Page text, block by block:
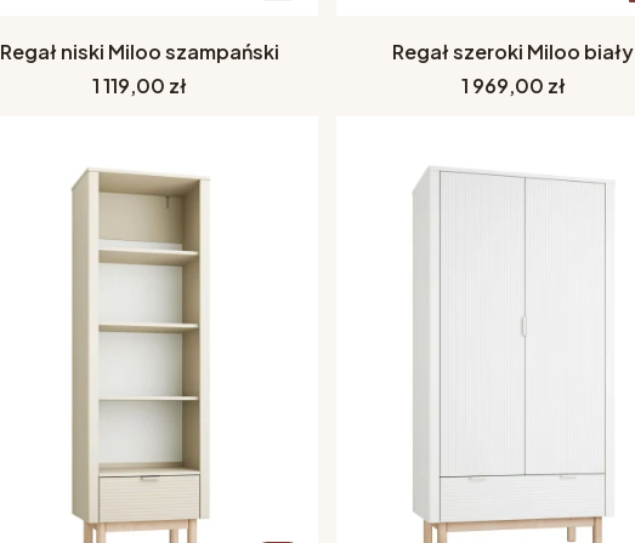
Regał niski Miloo szampański
Cena
1 119,00 zł
Regał szeroki Miloo biały
Cena
1 969,00 zł